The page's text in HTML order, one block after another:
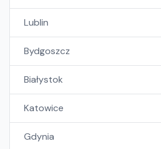
Lublin
Bydgoszcz
Białystok
Katowice
Gdynia